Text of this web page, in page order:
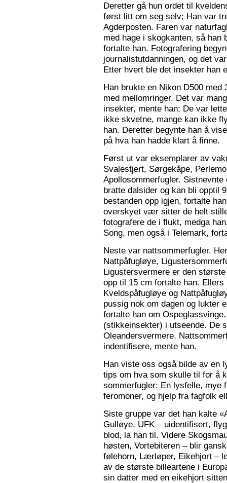
Deretter gå hun ordet til
først litt om seg selv; Han var
Agderposten. Faren var
med hage i skogkanten, så han
fortalte han. Fotografering
journalistutdanningen, og det
Etter hvert ble det insekter han
Han brukte en Nikon D500
med mellomringer. Det var
insekter, mente han; De var
ikke skvetne, mange kan ikke
han. Deretter begynte han å
på hva han hadde klart å finne.
Først ut var eksemplarer av
Svalestjert, Sørgekåpe,
Apollosommerfugler.
bratte dalsider og kan bli opptil
bestanden opp igjen, fortalte
overskyet vær sitter de helt
fotografere de i flukt, medga
Song, men også i Telemark,
Neste var nattsommerfugler.
Nattpåfugløye,
Ligustersvermere er den
opp til 15 cm fortalte han.
Kveldspåfugløye og
pussig nok om dagen og lukter
fortalte han om
(stikkeinsekter) i utseende. De
Oleandersvermere.
indentifisere, mente han.
Han viste oss også bilde av en
tips om hva som skulle til for å
sommerfugler: En lysfelle, mye
feromoner, og hjelp fra fagfolk
Siste gruppe var det han kalte
Gulløye, UFK – uidentifisert,
blod, la han til. Videre
høsten, Vortebiteren – blir
følehorn, Lærløper, Eikehjort –
av de største billeartene i
sin datter med en eikehjort